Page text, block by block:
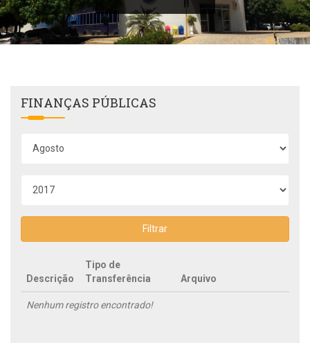
FINANÇAS PÚBLICAS
Filtrar
Descrição
Tipo de
Transferência
Arquivo
Nenhum registro encontrado!